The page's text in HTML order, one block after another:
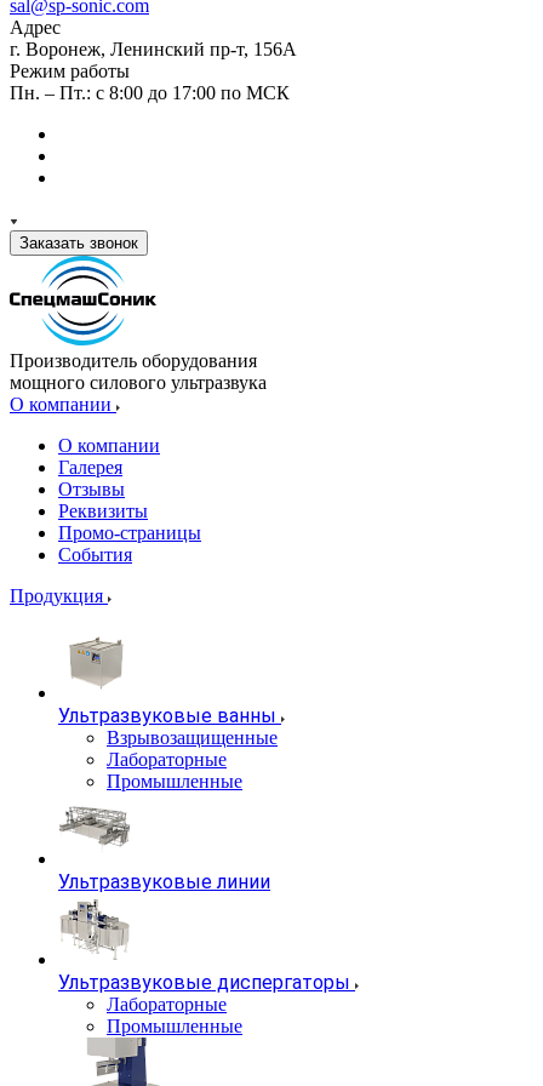
sal@sp-sonic.com
Адрес
г. Воронеж, Ленинский пр-т, 156А
Режим работы
Пн. – Пт.: с 8:00 до 17:00 по МСК
Заказать звонок
Производитель оборудования
мощного силового ультразвука
О компании
О компании
Галерея
Отзывы
Реквизиты
Промо-страницы
События
Продукция
Ультразвуковые ванны
Взрывозащищенные
Лабораторные
Промышленные
Ультразвуковые линии
Ультразвуковые диспергаторы
Лабораторные
Промышленные